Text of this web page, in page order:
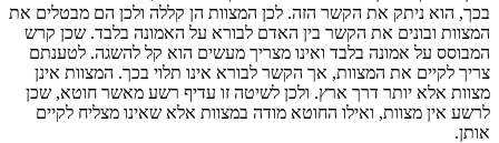
בכך, הוא ניתק את הקשר הזה. לכן המצוות הן קללה ולכן הם מבטלים את
המצוות ובונים את הקשר בין האדם לבורא על האמונה בלבד. שכן קרש
המבוסס על אמונה בלבד ואינו מצריך מעשים הוא קל להשגה. לטענתם
צריך לקיים את המצוות, אך הקשר לבורא אינו תלוי בכך. המצוות אינן
מצוות אלא יותר דרך ארץ. ולכן לשיטה זו עדיף רשע מאשר חוטא, שכן
לרשע אין מצוות, ואילו החוטא מודה במצוות אלא שאינו מצליח לקיים
אותן.